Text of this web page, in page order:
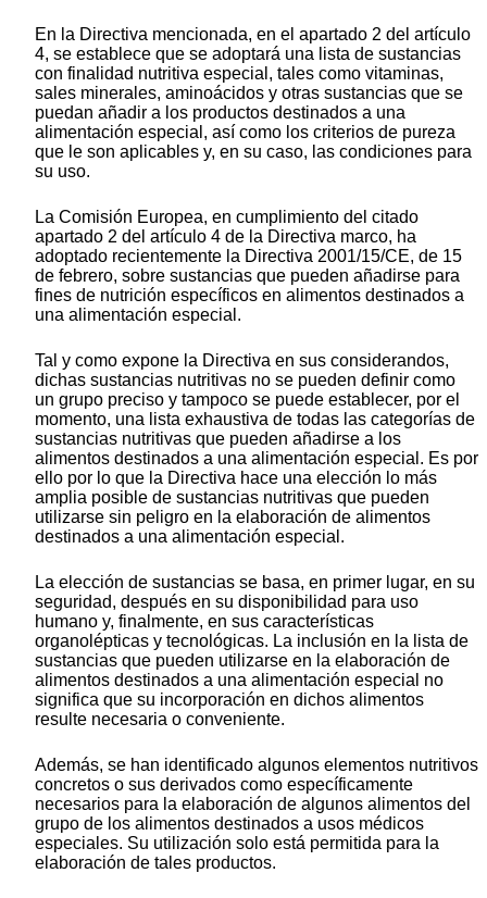
En la Directiva mencionada, en el apartado 2 del artículo
4, se establece que se adoptará una lista de sustancias
con finalidad nutritiva especial, tales como vitaminas,
sales minerales, aminoácidos y otras sustancias que se
puedan añadir a los productos destinados a una
alimentación especial, así como los criterios de pureza
que le son aplicables y, en su caso, las condiciones para
su uso.
La Comisión Europea, en cumplimiento del citado
apartado 2 del artículo 4 de la Directiva marco, ha
adoptado recientemente la Directiva 2001/15/CE, de 15
de febrero, sobre sustancias que pueden añadirse para
fines de nutrición específicos en alimentos destinados a
una alimentación especial.
Tal y como expone la Directiva en sus considerandos,
dichas sustancias nutritivas no se pueden definir como
un grupo preciso y tampoco se puede establecer, por el
momento, una lista exhaustiva de todas las categorías de
sustancias nutritivas que pueden añadirse a los
alimentos destinados a una alimentación especial. Es por
ello por lo que la Directiva hace una elección lo más
amplia posible de sustancias nutritivas que pueden
utilizarse sin peligro en la elaboración de alimentos
destinados a una alimentación especial.
La elección de sustancias se basa, en primer lugar, en su
seguridad, después en su disponibilidad para uso
humano y, finalmente, en sus características
organolépticas y tecnológicas. La inclusión en la lista de
sustancias que pueden utilizarse en la elaboración de
alimentos destinados a una alimentación especial no
significa que su incorporación en dichos alimentos
resulte necesaria o conveniente.
Además, se han identificado algunos elementos nutritivos
concretos o sus derivados como específicamente
necesarios para la elaboración de algunos alimentos del
grupo de los alimentos destinados a usos médicos
especiales. Su utilización solo está permitida para la
elaboración de tales productos.